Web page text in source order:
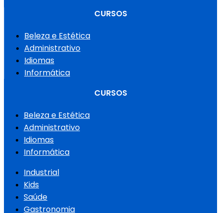
CURSOS
Beleza e Estética
Administrativo
Idiomas
Informática
CURSOS
Beleza e Estética
Administrativo
Idiomas
Informática
Industrial
Kids
Saúde
Gastronomia